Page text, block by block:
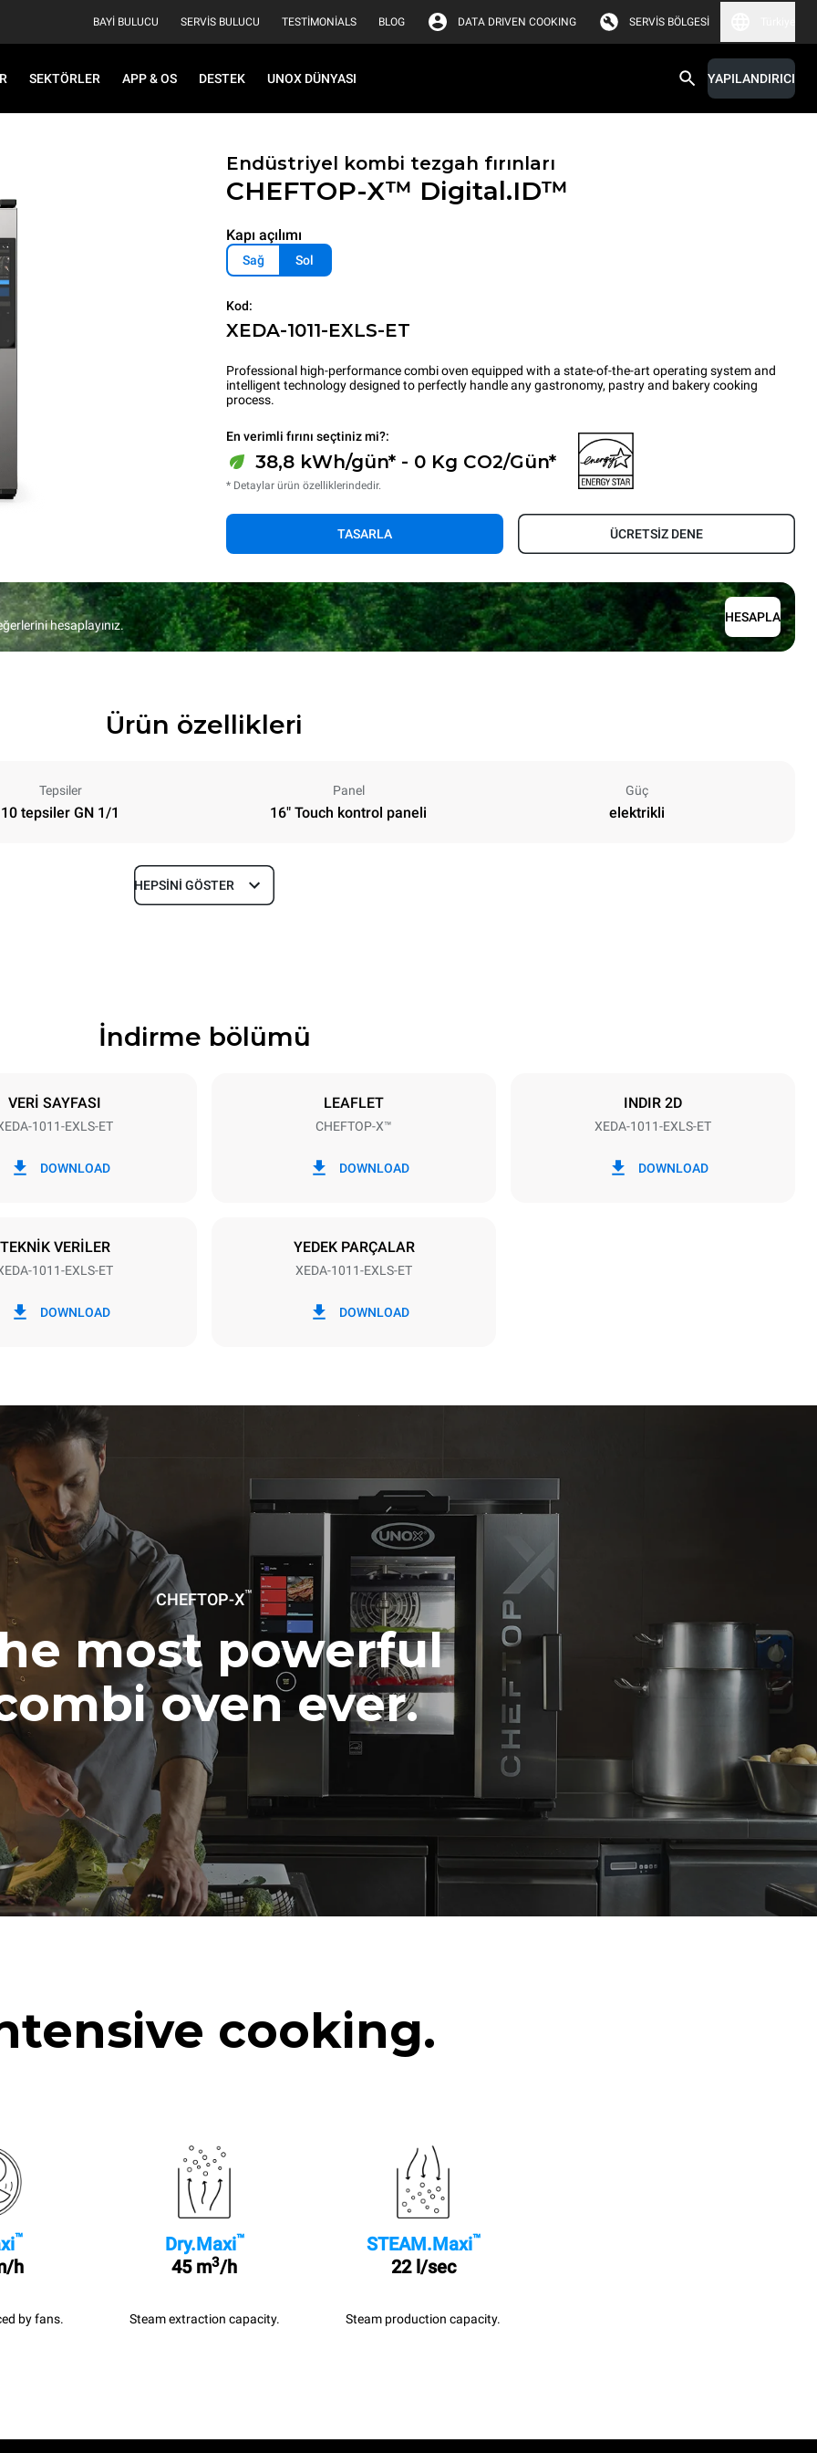
BAYI BULUCU SERVIS BULUCU TESTIMONIALS BLOG DATA DRIVEN COOKING SERVIS BÖLGESI
SEKTÖRLER APP & OS DESTEK UNOX DÜNYASI YAPILANDIRICI
Endüstriyel kombi tezgah fırınları
CHEFTOP-X™ Digital.ID™
Kapı açılımı
Sağ Sol
Kod:
XEDA-1011-EXLS-ET
Professional high-performance combi oven equipped with a state-of-the-art operating system and
intelligent technology designed to perfectly handle any gastronomy, pastry and bakery cooking
process.
En verimli fırını seçtiniz mi?:
38,8 kWh/gün* - 0 Kg CO2/Gün*
* Detaylar ürün özelliklerindedir.
TASARLA ÜCRETSİZ DENE
hesaplayınız.
HESAPLA
Ürün özellikleri
Tepsiler
10 tepsiler GN 1/1
Panel
16" Touch kontrol paneli
Güç
elektrikli
Derinlik
Tepsi boyutu
/ 220-240V 3~
programı kullanımı varsayımıyla
42 hafta):
programı
programı
HEPSINI GÖSTER
İndirme bölümü
VERİ SAYFASI
1011-EXLS-ET
DOWNLOAD
LEAFLET
CHEFTOP-X™
DOWNLOAD
INDIR 2D
XEDA-1011-EXLS-ET
DOWNLOAD
TEKNİK VERİLER
1011-EXLS-ET
DOWNLOAD
YEDEK PARÇALAR
XEDA-1011-EXLS-ET
DOWNLOAD
CHEFTOP-X™
most powerful
oven ever.
cooking.
™
h
by fans.
Dry.Maxi™
45 m3/h
Steam extraction capacity.
STEAM.Maxi™
22 l/sec
Steam production capacity.